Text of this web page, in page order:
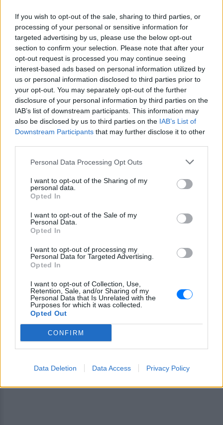
If you wish to opt-out of the sale, sharing to third parties, or
processing of your personal or sensitive information for
targeted advertising by us, please use the below opt-out
section to confirm your selection. Please note that after your
opt-out request is processed you may continue seeing
interest-based ads based on personal information utilized by
us or personal information disclosed to third parties prior to
your opt-out. You may separately opt-out of the further
disclosure of your personal information by third parties on the
IAB’s list of downstream participants. This information may
also be disclosed by us to third parties on the IAB’s List of
Downstream Participants that may further disclose it to other
Personal Data Processing Opt Outs
I want to opt-out of the Sharing of my
personal data.
Opted In
I want to opt-out of the Sale of my
Personal Data.
Opted In
I want to opt-out of processing my
Personal Data for Targeted Advertising.
Opted In
I want to opt-out of Collection, Use,
Retention, Sale, and/or Sharing of my
Personal Data that Is Unrelated with the
Purposes for which it was collected.
Opted Out
CONFIRM
Data Deletion Data Access Privacy Policy
τα πιο hot νέα
Εσύ μπήκες στο E-Daily.gr; Τα νέα της ημέρας
Ακολουθήστε το E-Radio.gr και στο Instagram